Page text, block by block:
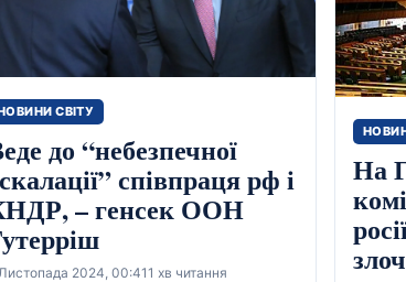
СВІТУ
до “небезпечної
співпраця рф і
– генсек ООН
2024, 00:411 хв читання
На